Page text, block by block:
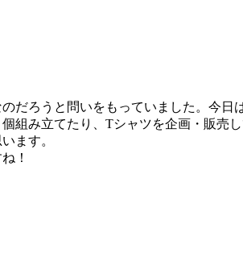
だろうと問いをもっていました。今日
組み立てたり、Tシャツを企画・販売
ます。
！